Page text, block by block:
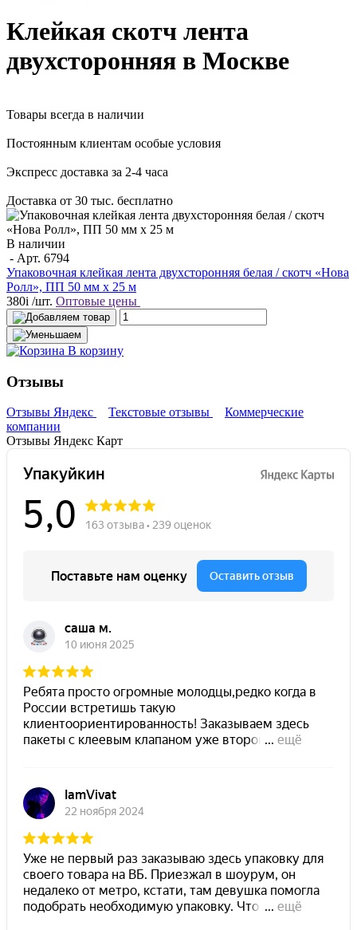
Клейкая скотч лента
двухсторонняя в Москве
Товары всегда в наличии
Постоянным клиентам особые условия
Экспресс доставка за 2-4 часа
Доставка от 30 тыс. бесплатно
В наличии
- Арт. 6794
Упаковочная клейкая лента двухстоpонняя белая / скотч «Нова
Ролл», ПП 50 мм х 25 м
380i /шт. Оптовые цены
В корзину
Отзывы
Отзывы Яндекс Текстовые отзывы
Коммерческие
компании
Отзывы Яндекс Карт